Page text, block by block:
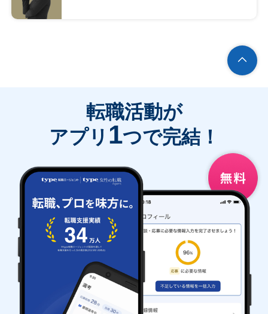
転職活動が
アプリ 1つで完結！